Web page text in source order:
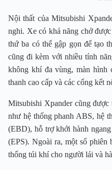
Nội thất của Mitsubishi
nghi. Xe có khả năng chở
thứ ba có thể gập gọn để tạo
cũng đi kèm với nhiều tính
không khí đa vùng, màn hình
thanh cao cấp và các cổng kết
Mitsubishi Xpander cũng được
như hệ thống phanh ABS, hệ
(EBD), hỗ trợ khởi hành
(EPS). Ngoài ra, một số phiên
thống túi khí cho người lái và